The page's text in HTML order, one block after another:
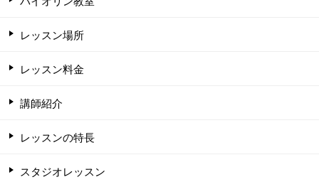
レッスン場所
レッスン料金
講師紹介
レッスンの特長
スタジオレッスン